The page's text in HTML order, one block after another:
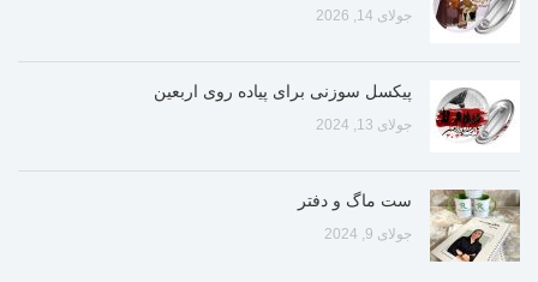
جولای 14, 2026
پیکسل سوزنی برای پیاده روی اربعین
جولای 13, 2024
ست ماگ و دفتر
جولای 9, 2024